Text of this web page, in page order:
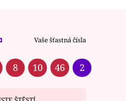
Vaše šťastná čísla
8 10 46 2